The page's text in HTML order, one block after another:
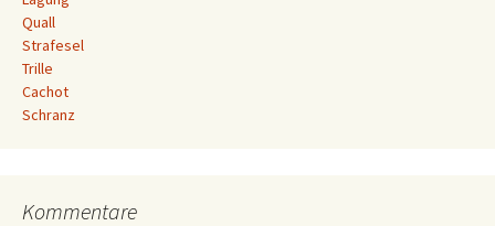
Quall
Strafesel
Trille
Cachot
Schranz
Kommentare